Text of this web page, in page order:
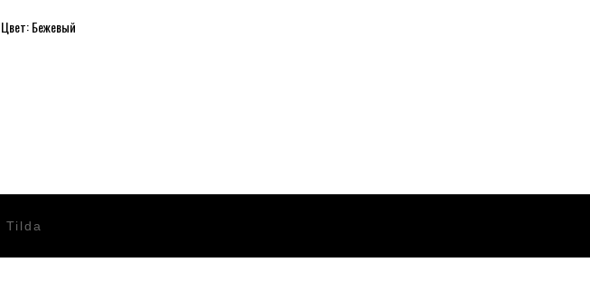
Цвет: Бежевый
Tilda